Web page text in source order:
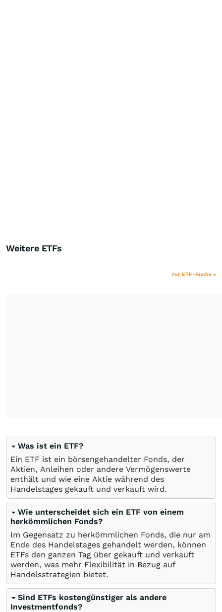
Weitere ETFs
zur ETF-Suche »
Was ist ein ETF?
Ein ETF ist ein börsengehandelter Fonds, der
Aktien, Anleihen oder andere Vermögenswerte
enthält und wie eine Aktie während des
Handelstages gekauft und verkauft wird.
Wie unterscheidet sich ein ETF von einem
herkömmlichen Fonds?
Im Gegensatz zu herkömmlichen Fonds, die nur am
Ende des Handelstages gehandelt werden, können
ETFs den ganzen Tag über gekauft und verkauft
werden, was mehr Flexibilität in Bezug auf
Handelsstrategien bietet.
Sind ETFs kostengünstiger als andere
Investmentfonds?